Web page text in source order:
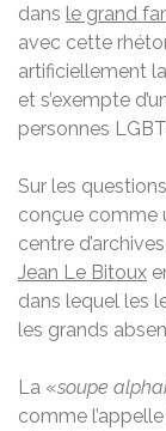
dans le grand
avec cette
artificiellement
et s’exempte
personnes
Sur les
conçue comme
centre
Jean Le Bitoux
dans lequel les
les grands
La «soupe
comme